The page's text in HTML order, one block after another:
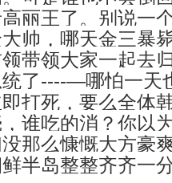
丽王了。别说一
帅，哪天金三暴
带领大家一起去
了----—哪怕一天
打死，要么全体
谁吃的消？你以
那么慷慨大方豪
半岛整整齐齐一